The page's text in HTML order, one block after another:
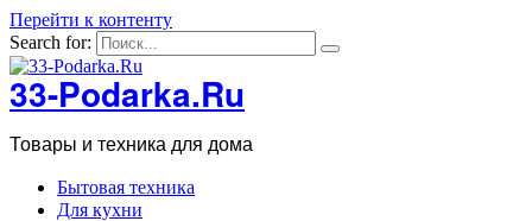
Перейти к контенту
Search for:
33-Podarka.Ru
Товары и техника для дома
Бытовая техника
Для кухни